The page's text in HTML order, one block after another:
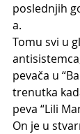
poslednjih
a.
Tomu svi u
pevača u
trenutka
peva “Lili
On je u